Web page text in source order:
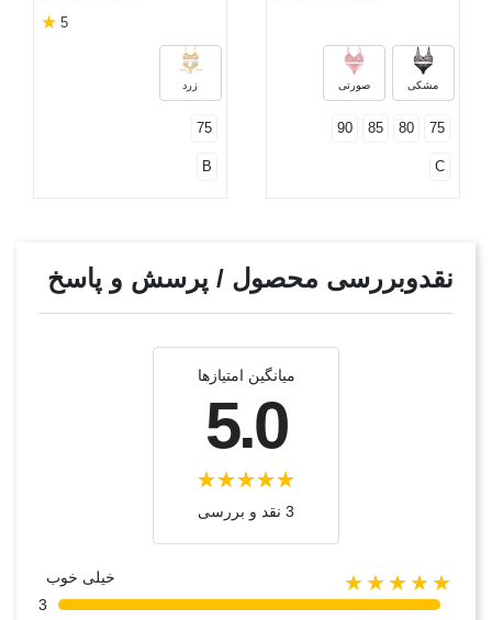
مشکی صورتی
75
80
85
90
C
5
★
زرد
75
B
نقدوبررسی محصول / پرسش و پاسخ
میانگین امتیازها
5.0
3 نقد و بررسی‌‌
★★★★★
خیلی خوب
3